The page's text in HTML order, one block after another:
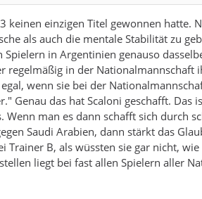
einzigen Titel gewonnen hatte.
als auch die mentale Stabilität zu
in Argentinien genauso
regelmäßig in der Nationalmannschaft
wenn sie bei der
das hat Scaloni geschafft. Das
man es dann schafft sich durch
Saudi Arabien, dann stärkt das
Trainer B, als wüssten sie gar nicht,
liegt bei fast allen Spielern aller